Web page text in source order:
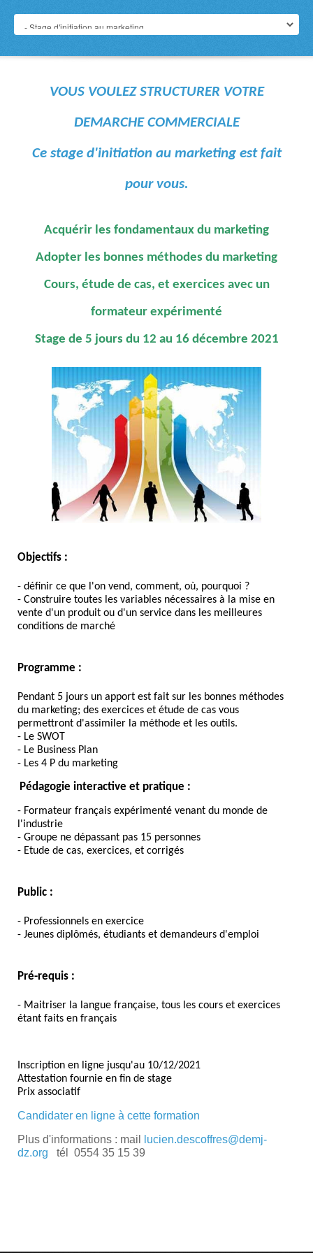
VOUS VOULEZ STRUCTURER VOTRE
DEMARCHE COMMERCIALE
Ce stage d'initiation au marketing est fait
pour vous.
Acquérir les fondamentaux du marketing
Adopter les bonnes méthodes du marketing
Cours, étude de cas, et exercices avec un
formateur expérimenté
Stage de 5 jours du 12 au 16 décembre 2021
Objectifs :
- définir ce que l'on vend, comment, où, pourquoi ?
- Construire toutes les variables nécessaires à la mise en
vente d'un produit ou d'un service dans les meilleures
conditions de marché
Programme :
Pendant 5 jours un apport est fait sur les bonnes méthodes
du marketing; des exercices et étude de cas vous
permettront d'assimiler la méthode et les outils.
- Le SWOT
- Le Business Plan
- Les 4 P du marketing
Pédagogie interactive et pratique :
- Formateur français expérimenté venant du monde de
l'industrie
- Groupe ne dépassant pas 15 personnes
- Etude de cas, exercices, et corrigés
Public :
- Professionnels en exercice
- Jeunes diplômés, étudiants et demandeurs d'emploi
Pré-requis :
- Maitriser la langue française, tous les cours et exercices
étant faits en français
Inscription en ligne jusqu'au 10/12/2021
Attestation fournie en fin de stage
Prix associatif
Candidater en ligne à cette formation
Plus d'informations : mail
lucien.descoffres@demj-
dz.org tél 0554 35 15 39